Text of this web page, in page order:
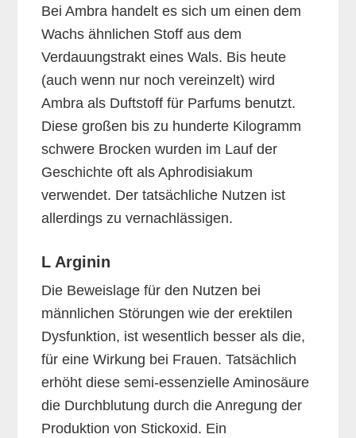
Bei Ambra handelt es sich um einen dem
Wachs ähnlichen Stoff aus dem
Verdauungstrakt eines Wals. Bis heute
(auch wenn nur noch vereinzelt) wird
Ambra als Duftstoff für Parfums benutzt.
Diese großen bis zu hunderte Kilogramm
schwere Brocken wurden im Lauf der
Geschichte oft als Aphrodisiakum
verwendet. Der tatsächliche Nutzen ist
allerdings zu vernachlässigen.
L Arginin
Die Beweislage für den Nutzen bei
männlichen Störungen wie der erektilen
Dysfunktion, ist wesentlich besser als die,
für eine Wirkung bei Frauen. Tatsächlich
erhöht diese semi-essenzielle Aminosäure
die Durchblutung durch die Anregung der
Produktion von Stickoxid. Ein